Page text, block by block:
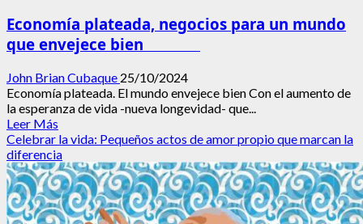
Economía plateada, negocios para un mundo
que envejece bien
John Brian Cubaque 25/10/2024
Economía plateada. El mundo envejece bien Con el aumento de
la esperanza de vida -nueva longevidad- que...
Leer Más
más
acerca
de
Economía
plateada,
negocios
Celebrar la vida: Pequeños actos de amor propio que marcan la
diferencia